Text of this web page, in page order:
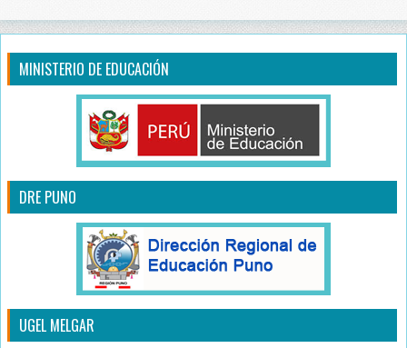
MINISTERIO DE EDUCACIÓN
DRE PUNO
UGEL MELGAR